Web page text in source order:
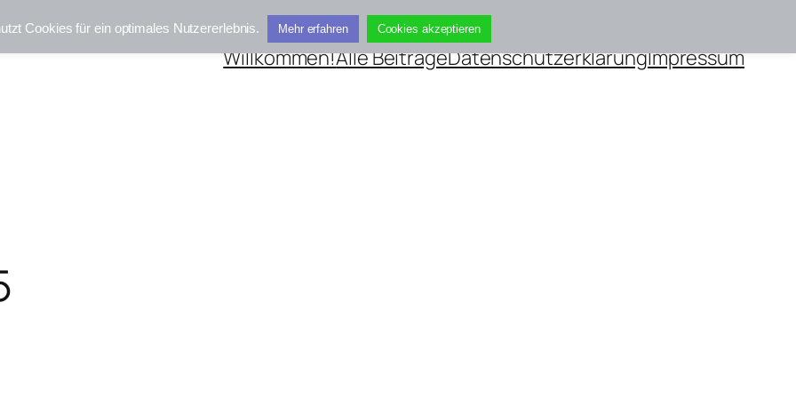
Willkommen!Alle BeiträgeDatenschutzerklärungImpressum
Cookies für ein optimales Nutzererlebnis. Mehr erfahren Cookies akzeptieren